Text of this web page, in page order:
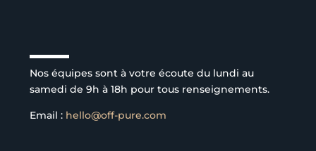
Nos équipes sont à votre écoute du lundi au
samedi de 9h à 18h pour tous renseignements.
Email : hello@off-pure.com